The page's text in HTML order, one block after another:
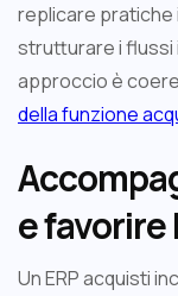
replicare pratiche
strutturare i flussi
approccio è
della funzione
e favorire
Un ERP acquisti